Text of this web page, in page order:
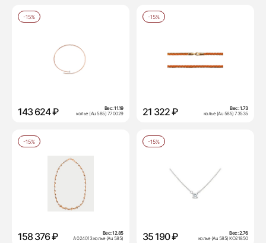
-15%
143 624 ₽ Вес:11.19
колье (Au 585) 770029
-15%
21 322 ₽ Вес:1.73
колье (Au 585) 73535
-15%
158 376 ₽ Вес:12.85
А 024013 колье (Au 585)
-15%
35 190 ₽ Вес:2.76
колье (Au 585) КО21850